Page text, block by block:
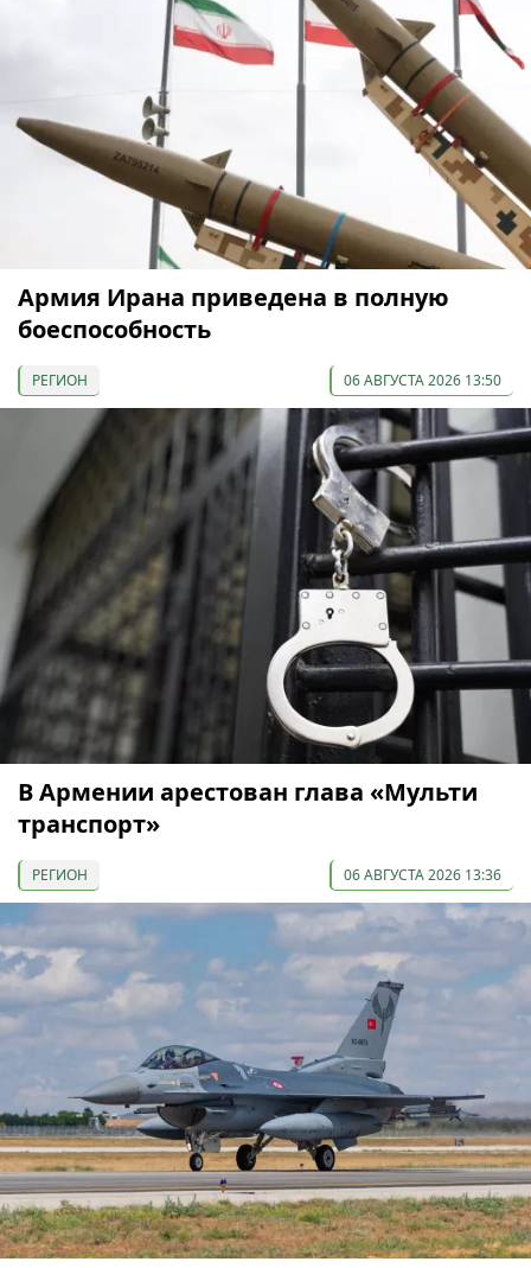
Армия Ирана приведена в полную
боеспособность
РЕГИОН 06 АВГУСТА 2026 13:50
В Армении арестован глава «Мульти
транспорт»
РЕГИОН 06 АВГУСТА 2026 13:36